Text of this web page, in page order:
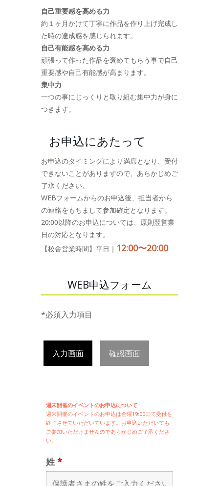
自己重要感を高める力
約１ヶ月かけて丁寧に作品を作り上げ完成し
た時の達成感を感じられます。
自己有能感を高める力
頑張って作った作品を褒めてもらう事で自己
重要感や自己有能感が高まります。
集中力
一つの事にじっくりと取り組む集中力が身に
つきます。
お申込にあたって
お申込のタイミングにより満席となり、受付
できないことがありますので、あらかじめご
了承ください。
WEBフォームからのお申込後、担当者から
の連絡をもちまして参加確定となります。
20:00以降のお申込については、原則翌営業
日の対応となります。
【校舎営業時間】平日｜ 12:00〜20:00
WEB申込フォーム
*必須入力項目
入力画面 確認画面
週末開催のイベントのお申込について
週末開催のイベントのお申込は金曜19:00にて受付を
終了させていただいています。お申込いただいても
ご参加いただけませんのであらかじめご了承くださ
い。
姓 *